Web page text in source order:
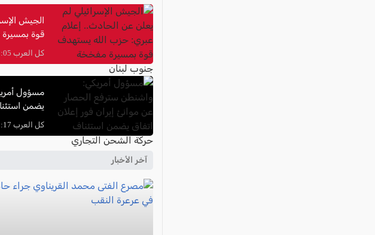
الجيش
قوة
كل العرب 21:05 07/08
مسؤول
يضمن
كل العرب 22:17 07/08
آخر الأخبار